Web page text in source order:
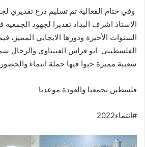
وفي ختام الفعالية تم تسليم درع تقديري
الاستاذ اشرف البداد تقديرا لجهود
السنوات الأخيرة ودورها الايجابي المميز،
الفلسطيني ابو فراس العنبتاوي والزجال
شعبية مميزة حيوا فيها حملة انتماء
فلسطين تجمعنا والعودة موعدنا
#انتماء2022